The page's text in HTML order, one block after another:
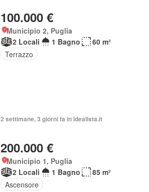
100.000 €
Municipio 2, Puglia
2 Locali
1 Bagno
60 m²
Terrazzo
2 settimane, 3 giorni fa in idealista.it
200.000 €
Municipio 1, Puglia
2 Locali
1 Bagno
85 m²
Ascensore